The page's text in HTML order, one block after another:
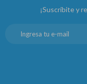
¡Suscribite y